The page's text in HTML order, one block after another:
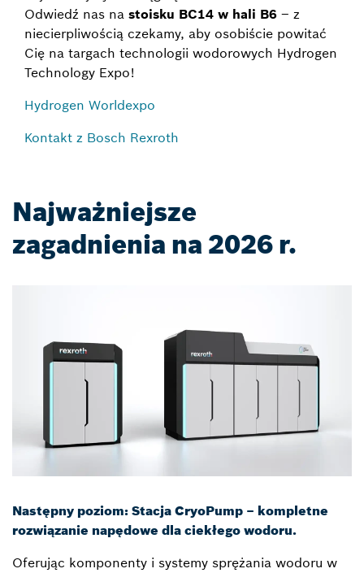
Odwiedź nas na stoisku BC14 w hali B6 – z
niecierpliwością czekamy, aby osobiście powitać
Cię na targach technologii wodorowych Hydrogen
Technology Expo!
Hydrogen Worldexpo
Kontakt z Bosch Rexroth
Najważniejsze
zagadnienia na 2026 r.
Następny poziom: Stacja CryoPump – kompletne
rozwiązanie napędowe dla ciekłego wodoru.
Oferując komponenty i systemy sprężania wodoru w